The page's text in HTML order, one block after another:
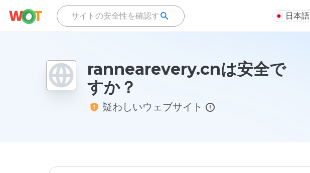
日本語
rannearevery.cnは安全で
すか？
疑わしいウェブサイト